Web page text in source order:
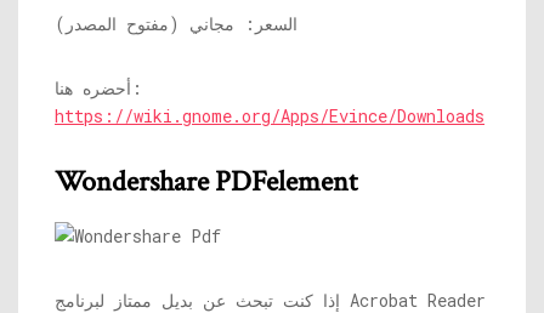
السعر: مجاني (مفتوح المصدر)
أحضره هنا:
https://wiki.gnome.org/Apps/Evince/Downloads
Wondershare PDFelement
إذا كنت تبحث عن بديل ممتاز لبرنامج Acrobat Reader